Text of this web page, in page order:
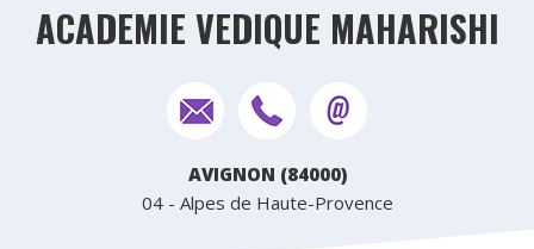
ACADEMIE VEDIQUE MAHARISHI
AVIGNON (84000)
04 - Alpes de Haute-Provence